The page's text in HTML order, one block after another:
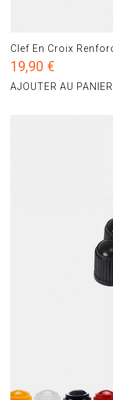
Clef En Croix
19,90 €
AJOUTER AU